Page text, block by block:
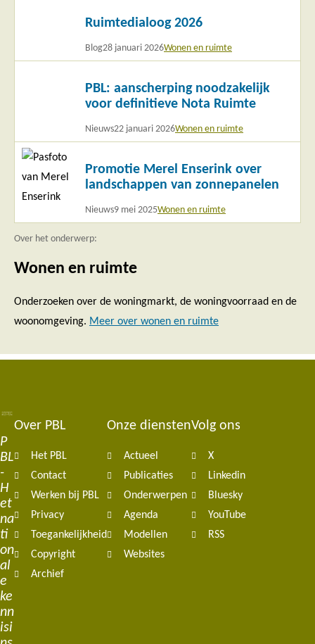
Ruimtedialoog 2026
Blog28 januari 2026Wonen en ruimte
PBL: aanscherping noodzakelijk
voor definitieve Nota Ruimte
Nieuws22 januari 2026Wonen en ruimte
Promotie Merel Enserink over
landschappen van zonnepanelen
Nieuws9 mei 2025Wonen en ruimte
Lees
meer
Over het onderwerp:
Wonen en ruimte
Onderzoeken over de woningmarkt, de woningvoorraad en de
woonomgeving. Meer over wonen en ruimte
P
BL
-
H
et
na
ti
on
al
e
ke
nn
isi
Footer
navigation
Over PBL
Het PBL
Contact
Werken bij PBL
Privacy
Toegankelijkheid
Copyright
Archief
Onze diensten
Actueel
Publicaties
Onderwerpen
Agenda
Modellen
Websites
Volg ons
X
Linkedin
Bluesky
YouTube
RSS